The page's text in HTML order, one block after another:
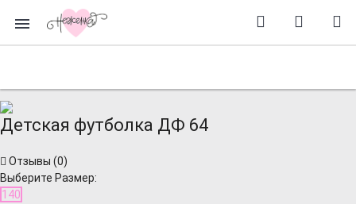
Детская футболка ДФ 64
Отзывы (0)
Выберите Размер:
140